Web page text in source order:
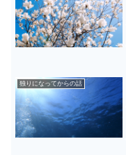
独りになってからの話